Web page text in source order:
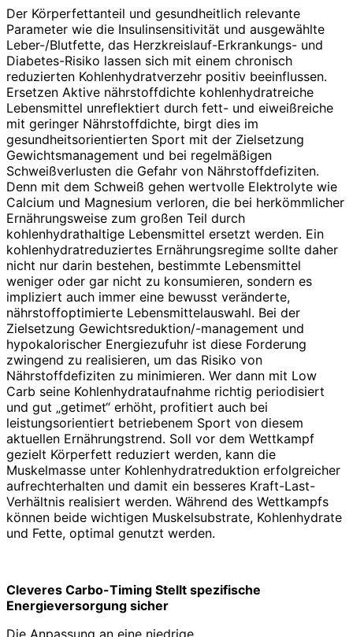
Der Körperfettanteil und gesundheitlich relevante
Parameter wie die Insulinsensitivität und ausgewählte
Leber-/Blutfette, das Herzkreislauf-Erkrankungs- und
Diabetes-Risiko lassen sich mit einem chronisch
reduzierten Kohlenhydratverzehr positiv beeinflussen.
Ersetzen Aktive nährstoffdichte kohlenhydratreiche
Lebensmittel unreflektiert durch fett- und eiweißreiche
mit geringer Nährstoffdichte, birgt dies im
gesundheitsorientierten Sport mit der Zielsetzung
Gewichtsmanagement und bei regelmäßigen
Schweißverlusten die Gefahr von Nährstoffdefiziten.
Denn mit dem Schweiß gehen wertvolle Elektrolyte wie
Calcium und Magnesium verloren, die bei herkömmlicher
Ernährungsweise zum großen Teil durch
kohlenhydrathaltige Lebensmittel ersetzt werden. Ein
kohlenhydratreduziertes Ernährungsregime sollte daher
nicht nur darin bestehen, bestimmte Lebensmittel
weniger oder gar nicht zu konsumieren, sondern es
impliziert auch immer eine bewusst veränderte,
nährstoffoptimierte Lebensmittelauswahl. Bei der
Zielsetzung Gewichtsreduk­tion/-management und
hypokalorischer Energiezufuhr ist diese Forderung
zwingend zu realisieren, um das Risiko von
Nährstoffdefiziten zu minimieren. Wer dann mit Low
Carb seine Kohlenhydrataufnahme richtig periodisiert
und gut „getimet“ erhöht, profitiert auch bei
leistungsorientiert betrie­benem Sport von diesem
aktuellen Ernährungstrend. Soll vor dem Wettkampf
gezielt Körperfett reduziert werden, kann die
Muskelmasse unter Kohlenhydratreduktion erfolgreicher
aufrechterhalten und damit ein besseres Kraft-Last-
Verhältnis realisiert werden. Während des Wettkampfs
können beide wichtigen Muskelsubstrate, Kohlenhydrate
und Fette, optimal genutzt werden.
Cleveres Carbo-Timing Stellt spezifische
Energieversorgung sicher
Die Anpassung an eine niedrige